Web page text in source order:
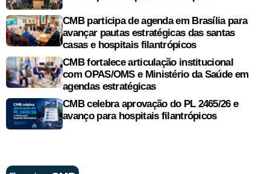
CMB participa de agenda em Brasília para
avançar pautas estratégicas das santas
casas e hospitais filantrópicos
CMB fortalece articulação institucional
com OPAS/OMS e Ministério da Saúde em
agendas estratégicas
CMB celebra aprovação do PL 2465/26 e
avanço para hospitais filantrópicos